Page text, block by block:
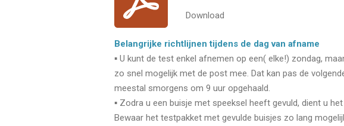
Download
Belangrijke richtlijnen tijdens de dag van afname
▪ U kunt de test enkel afnemen op een( elke!) zondag,
zo snel mogelijk met de post mee. Dat kan pas de
meestal smorgens om 9 uur opgehaald.
▪ Zodra u een buisje met speeksel heeft gevuld, dient u
Bewaar het testpakket met gevulde buisjes zo lang